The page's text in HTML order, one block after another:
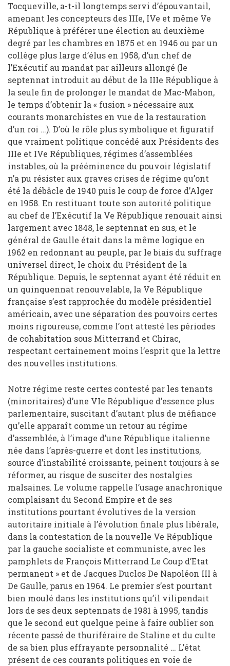
Tocqueville, a-t-il longtemps servi d’épouvantail,
amenant les concepteurs des IIIe, IVe et même Ve
République à préférer une élection au deuxième
degré par les chambres en 1875 et en 1946 ou par un
collège plus large d’élus en 1958, d’un chef de
l’Exécutif au mandat par ailleurs allongé (le
septennat introduit au début de la IIIe République à
la seule fin de prolonger le mandat de Mac-Mahon,
le temps d’obtenir la « fusion » nécessaire aux
courants monarchistes en vue de la restauration
d’un roi …). D’où le rôle plus symbolique et figuratif
que vraiment politique concédé aux Présidents des
IIIe et IVe Républiques, régimes d’assemblées
instables, où la prééminence du pouvoir législatif
n’a pu résister aux graves crises de régime qu’ont
été la débâcle de 1940 puis le coup de force d’Alger
en 1958. En restituant toute son autorité politique
au chef de l’Exécutif la Ve République renouait ainsi
largement avec 1848, le septennat en sus, et le
général de Gaulle était dans la même logique en
1962 en redonnant au peuple, par le biais du suffrage
universel direct, le choix du Président de la
République. Depuis, le septennat ayant été réduit en
un quinquennat renouvelable, la Ve République
française s’est rapprochée du modèle présidentiel
américain, avec une séparation des pouvoirs certes
moins rigoureuse, comme l’ont attesté les périodes
de cohabitation sous Mitterrand et Chirac,
respectant certainement moins l’esprit que la lettre
des nouvelles institutions.
Notre régime reste certes contesté par les tenants
(minoritaires) d’une VIe République d’essence plus
parlementaire, suscitant d’autant plus de méfiance
qu’elle apparaît comme un retour au régime
d’assemblée, à l’image d’une République italienne
née dans l’après-guerre et dont les institutions,
source d’instabilité croissante, peinent toujours à se
réformer, au risque de susciter des nostalgies
malsaines. Le volume rappelle l’usage anachronique
complaisant du Second Empire et de ses
institutions pourtant évolutives de la version
autoritaire initiale à l’évolution finale plus libérale,
dans la contestation de la nouvelle Ve République
par la gauche socialiste et communiste, avec les
pamphlets de François Mitterrand Le Coup d’Etat
permanent » et de Jacques Duclos De Napoléon III à
De Gaulle, parus en 1964. Le premier s’est pourtant
bien moulé dans les institutions qu’il vilipendait
lors de ses deux septennats de 1981 à 1995, tandis
que le second eut quelque peine à faire oublier son
récente passé de thuriféraire de Staline et du culte
de sa bien plus effrayante personnalité … L’état
présent de ces courants politiques en voie de